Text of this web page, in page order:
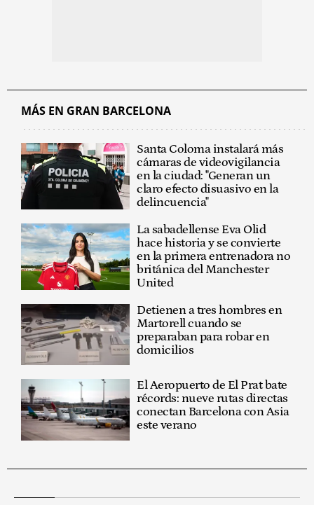
MÁS EN GRAN BARCELONA
Santa Coloma instalará más
cámaras de videovigilancia
en la ciudad: "Generan un
claro efecto disuasivo en la
delincuencia"
La sabadellense Eva Olid
hace historia y se convierte
en la primera entrenadora no
británica del Manchester
United
Detienen a tres hombres en
Martorell cuando se
preparaban para robar en
domicilios
El Aeropuerto de El Prat bate
récords: nueve rutas directas
conectan Barcelona con Asia
este verano